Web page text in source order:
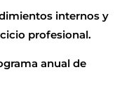
internos y
profesional.
anual de